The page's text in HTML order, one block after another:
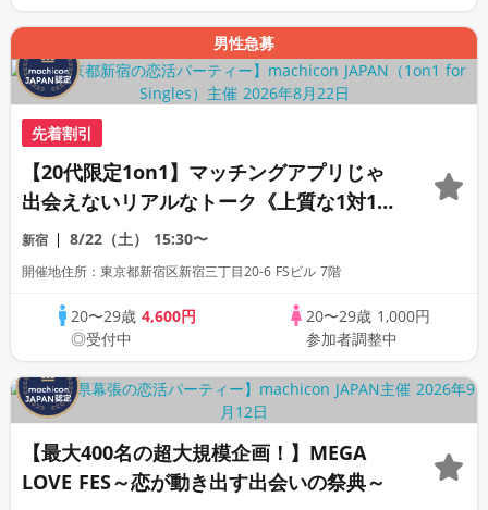
男性急募
先着割引
【20代限定1on1】マッチングアプリじゃ
出会えないリアルなトーク《上質な1対1相
席専用会場》《全席半個室》《飲み放題付
き》《machicon JAPAN主催》
新宿 8/22（土） 15:30〜
開催地住所：東京都新宿区新宿三丁目20-6 FSビル 7階
20〜29歳4,600円
◎受付中
20〜29歳 1,000円
参加者調整中
【最大400名の超大規模企画！】MEGA
LOVE FES～恋が動き出す出会いの祭典～